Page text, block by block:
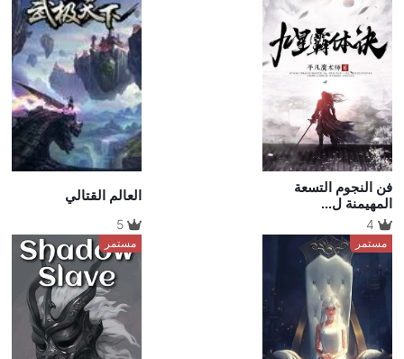
فن النجوم التسعة
المهيمنة ل...
4
العالم القتالي
5
مستمر مستمر